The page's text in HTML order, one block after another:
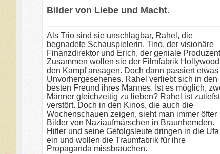
Bilder von Liebe und Macht.
Als Trio sind sie unschlagbar, Rahel, die
begnadete Schauspielerin, Tino, der visionäre
Finanzdirektor und Erich, der geniale
Zusammen wollen sie der Filmfabrik Hollywood
den Kampf ansagen. Doch dann passiert etwas
Unvorhergesehenes. Rahel verliebt sich in den
besten Freund ihres Mannes. Ist es möglich,
Männer gleichzeitig zu lieben? Rahel ist zutiefst
verstört. Doch in den Kinos, die auch die
Wochenschauen zeigen, sieht man immer öfter
Bilder von Naziaufmärschen in Braunhemden.
Hitler und seine Gefolgsleute dringen in die Ufa
ein und wollen die Traumfabrik für ihre
Propaganda missbrauchen.